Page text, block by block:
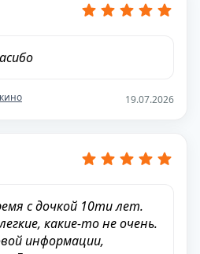
19.07.2026
с дочкой 10ти лет.
какие-то не очень.
информации,